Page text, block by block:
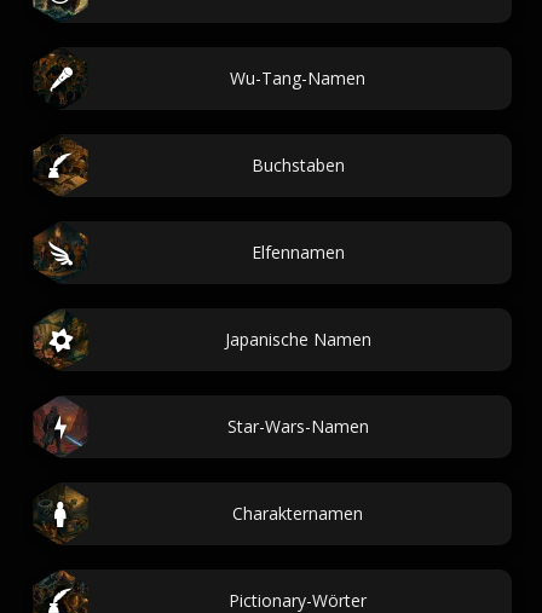
Wu-Tang-Namen
Buchstaben
Elfennamen
Japanische Namen
Star-Wars-Namen
Charakternamen
Pictionary-Wörter